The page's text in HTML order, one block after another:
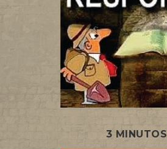
3 MINUTOS